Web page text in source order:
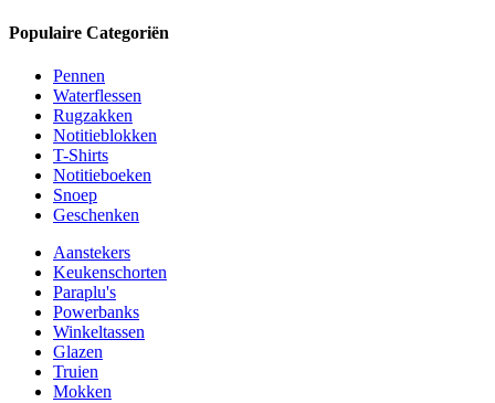
Populaire Categoriën
Pennen
Waterflessen
Rugzakken
Notitieblokken
T-Shirts
Notitieboeken
Snoep
Geschenken
Aanstekers
Keukenschorten
Paraplu's
Powerbanks
Winkeltassen
Glazen
Truien
Mokken